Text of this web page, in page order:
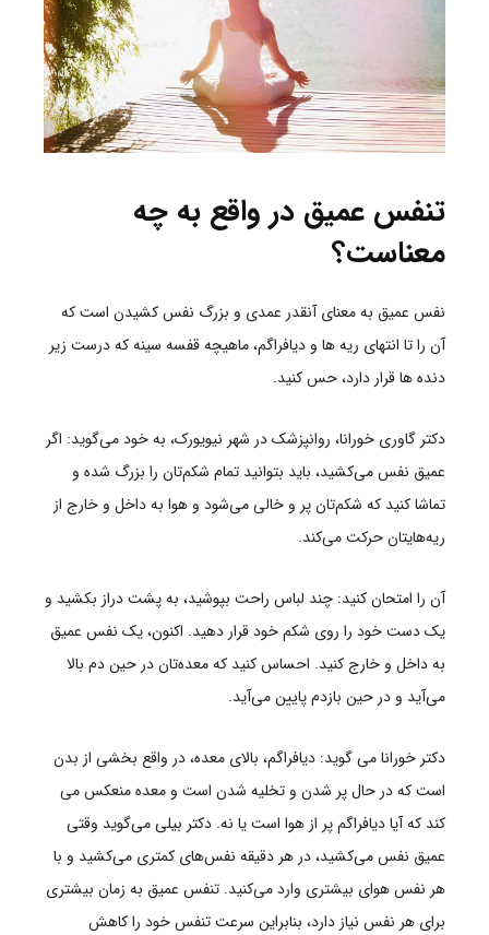
تنفس عمیق در واقع به چه
معناست؟
نفس عمیق به معنای آنقدر عمدی و بزرگ نفس کشیدن است که
آن را تا انتهای ریه ها و دیافراگم، ماهیچه قفسه سینه که درست زیر
دنده ها قرار دارد، حس کنید.
دکتر گاوری خورانا، روانپزشک در شهر نیویورک، به خود می‌گوید: اگر
عمیق نفس می‌کشید، باید بتوانید تمام شکم‌تان را بزرگ شده و
تماشا کنید که شکم‌تان پر و خالی می‌شود و هوا به داخل و خارج از
ریه‌هایتان حرکت می‌کند.
آن را امتحان کنید: چند لباس راحت بپوشید، به پشت دراز بکشید و
یک دست خود را روی شکم خود قرار دهید. اکنون، یک نفس عمیق
به داخل و خارج کنید. احساس کنید که معده‌تان در حین دم بالا
می‌آید و در حین بازدم پایین می‌آید.
دکتر خورانا می گوید: دیافراگم، بالای معده، در واقع بخشی از بدن
است که در حال پر شدن و تخلیه شدن است و معده منعکس می
کند که آیا دیافراگم پر از هوا است یا نه. دکتر بیلی می‌گوید وقتی
عمیق نفس می‌کشید، در هر دقیقه نفس‌های کمتری می‌کشید و با
هر نفس هوای بیشتری وارد می‌کنید. تنفس عمیق به زمان بیشتری
برای هر نفس نیاز دارد، بنابراین سرعت تنفس خود را کاهش